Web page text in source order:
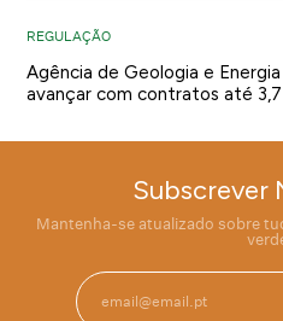
REGULAÇÃO
Agência de Geologia e
avançar com contratos até
Subscrever
Mantenha-se atualizado sobre